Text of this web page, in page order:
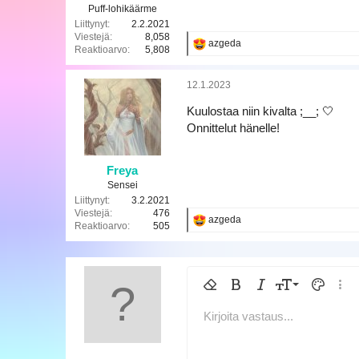
Puff-lohikäärme
Liittynyt
2.2.2021
Viestejä
8,058
Reaktioarvo
5,808
R
k
i
t
azgeda
Freya
Sensei
Liittynyt
3.2.2021
Viestejä
476
Reaktioarvo
505
12.1.2023
Kuulostaa niin kivalta ;__; 🤍
Onnittelut hänelle!
R
i
:
azgeda
Poista muotoilu
LihavoituKursivoitu
Fontin koko
9
10
Tekstin
KirjasintyyliArial
YliviivattuAlleviivattuSisäinen koodi
Lisää taulukko
Lisää vaakasuora viiva
SpoileriKoodi
Kirjoita vastaus...